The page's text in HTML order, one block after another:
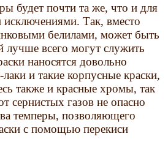
будет почти та же, что и для
исключениями. Так, вместо
белилами, может быть
лучше всего могут служить
наносятся довольно
и такие корпусные краски,
также и красные хромы, так
сернистых газов не опасно
темперы, позволяющего
с помощью перекиси